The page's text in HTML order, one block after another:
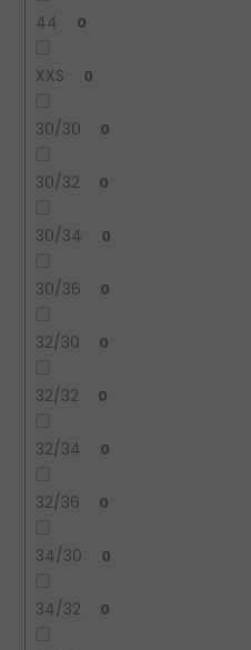
44 0
XXS 0
30/30 0
30/32 0
30/34 0
30/36 0
32/30 0
32/32 0
32/34 0
32/36 0
34/30 0
34/32 0